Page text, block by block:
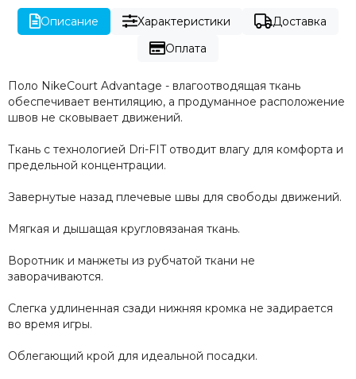
Описание Характеристики
Доставка
Оплата
Поло NikeCourt Advantage - влагоотводящая ткань
обеспечивает вентиляцию, а продуманное расположение
швов не сковывает движений.
Ткань с технологией Dri-FIT отводит влагу для комфорта и
предельной концентрации.
Завернутые назад плечевые швы для свободы движений.
Мягкая и дышащая кругловязаная ткань.
Воротник и манжеты из рубчатой ткани не
заворачиваются.
Слегка удлиненная сзади нижняя кромка не задирается
во время игры.
Облегающий крой для идеальной посадки.